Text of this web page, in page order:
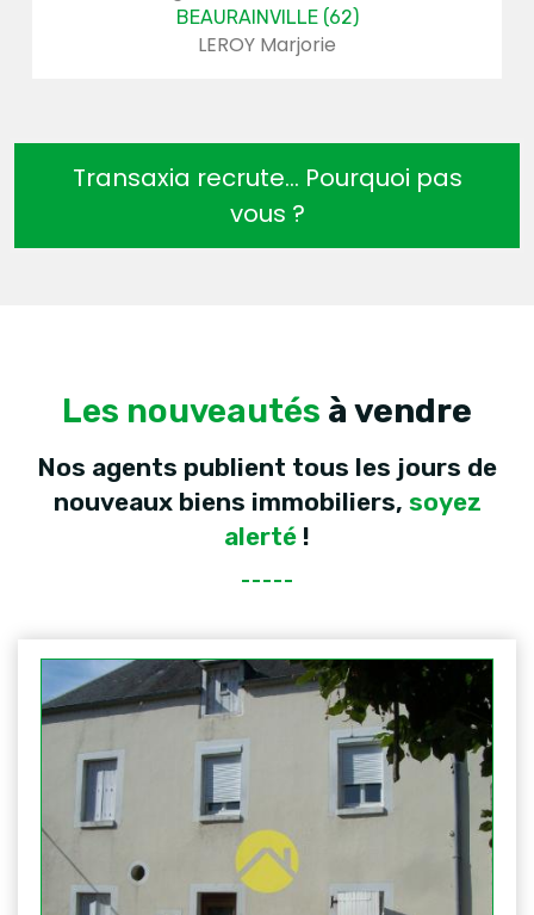
Transaxia recrute... Pourquoi pas
vous ?
Les nouveautés à vendre
Nos agents publient tous les jours de
nouveaux biens immobiliers, soyez
alerté !